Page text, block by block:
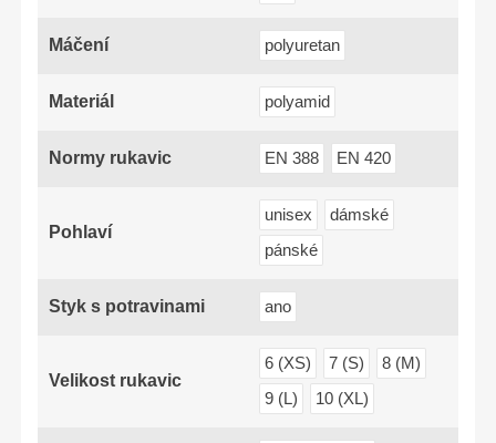
Máčení polyuretan
Materiál polyamid
Normy rukavic EN 388 EN 420
Pohlaví
unisex
dámské
pánské
Styk s potravinami ano
Velikost rukavic
6 (XS) 7 (S)
8 (M)
9 (L)
10 (XL)